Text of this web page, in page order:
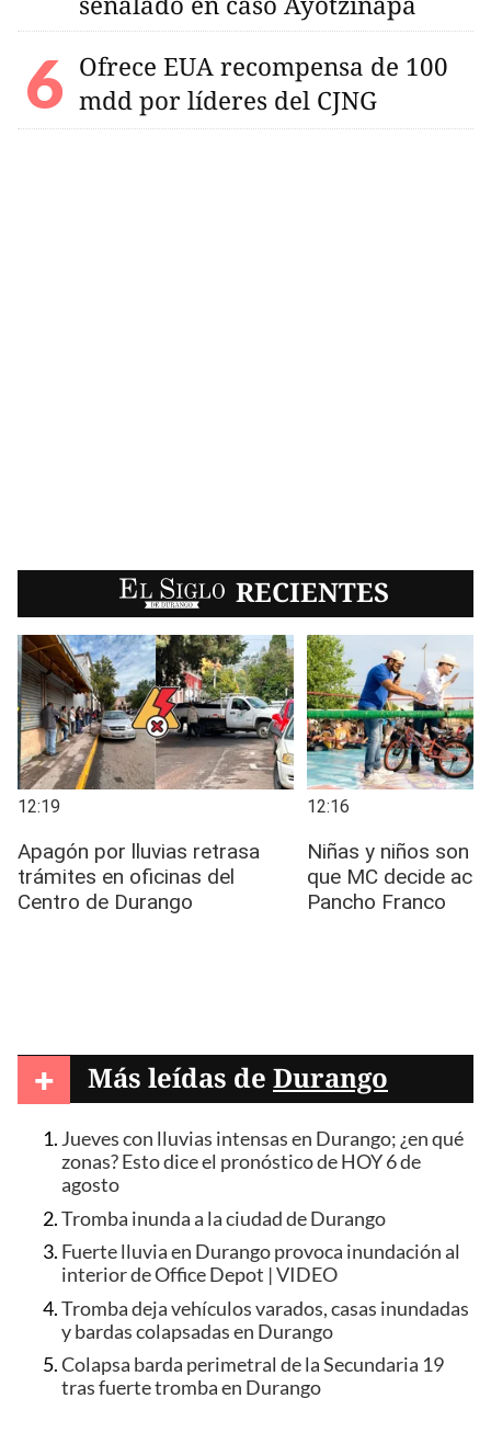
Ofrece EUA recompensa de 100
mdd por líderes del CJNG
EL SIGLO RECIENTES
+ Más leídas de Durango
Jueves con lluvias intensas en Durango; ¿en qué
zonas? Esto dice el pronóstico de HOY 6 de
agosto
Tromba inunda a la ciudad de Durango
Fuerte lluvia en Durango provoca inundación al
interior de Office Depot | VIDEO
Tromba deja vehículos varados, casas inundadas
y bardas colapsadas en Durango
Colapsa barda perimetral de la Secundaria 19
tras fuerte tromba en Durango